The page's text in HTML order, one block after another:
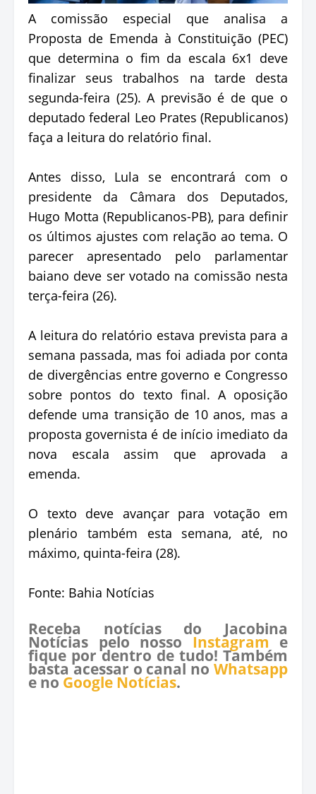
A comissão especial que analisa a
Proposta de Emenda à Constituição (PEC)
que determina o fim da escala 6x1 deve
finalizar seus trabalhos na tarde desta
segunda-feira (25). A previsão é de que o
deputado federal Leo Prates (Republicanos)
faça a leitura do relatório final.
Antes disso, Lula se encontrará com o
presidente da Câmara dos Deputados,
Hugo Motta (Republicanos-PB), para definir
os últimos ajustes com relação ao tema. O
parecer apresentado pelo parlamentar
baiano deve ser votado na comissão nesta
terça-feira (26).
A leitura do relatório estava prevista para a
semana passada, mas foi adiada por conta
de divergências entre governo e Congresso
sobre pontos do texto final. A oposição
defende uma transição de 10 anos, mas a
proposta governista é de início imediato da
nova escala assim que aprovada a
emenda.
O texto deve avançar para votação em
plenário também esta semana, até, no
máximo, quinta-feira (28).
Fonte: Bahia Notícias
Receba notícias do Jacobina
Notícias pelo nosso Instagram e
fique por dentro de tudo! Também
basta acessar o canal no Whatsapp
e no Google Notícias.